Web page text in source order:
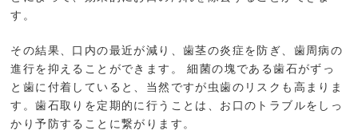
す。
その結果、口内の最近が減り、歯茎の炎症を防ぎ、歯周病の
進行を抑えることができます。 細菌の塊である歯石がずっ
と歯に付着していると、当然ですが虫歯のリスクも高まりま
す。歯石取りを定期的に行うことは、お口のトラブルをしっ
かり予防することに繋がります。